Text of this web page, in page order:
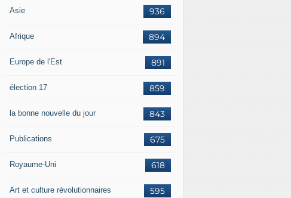
936
Asie
894
Afrique
891
Europe de l'Est
859
élection 17
843
la bonne nouvelle du jour
675
Publications
618
Royaume-Uni
595
Art et culture révolutionnaires